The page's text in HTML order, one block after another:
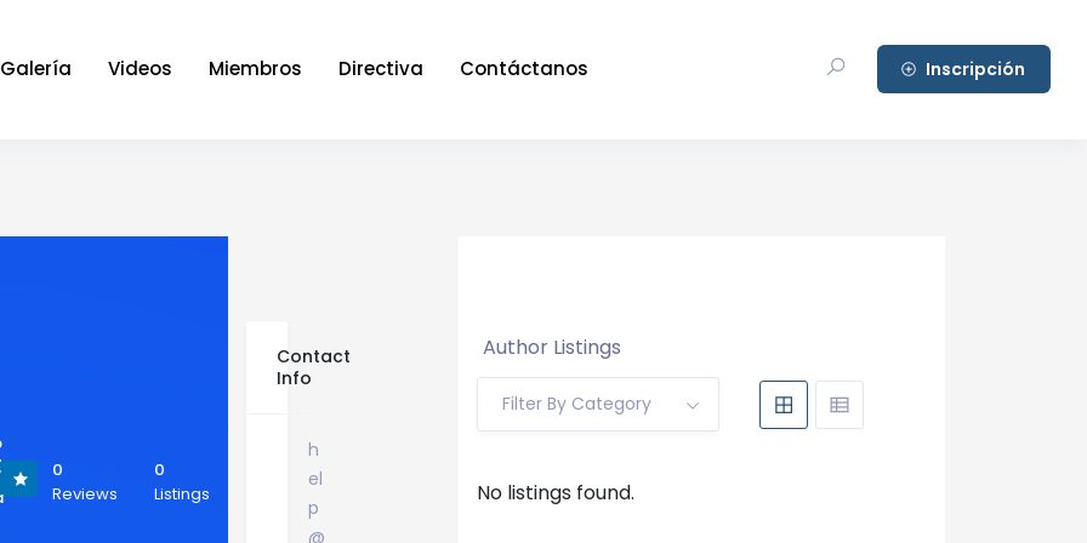
Galería Videos Miembros Directiva Contáctanos Inscripción
0
Reviews
0
Listings
Contact
Info
h
el
p
@
Author Listings
Filter By Category
No listings found.